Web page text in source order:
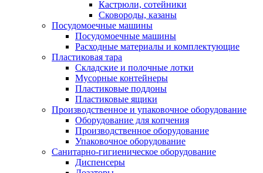
Кастрюли, сотейники
Сковороды, казаны
Посудомоечные машины
Посудомоечные машины
Расходные материалы и комплектующие
Пластиковая тара
Складские и полочные лотки
Мусорные контейнеры
Пластиковые поддоны
Пластиковые ящики
Производственное и упаковочное оборудование
Оборудование для копчения
Производственное оборудование
Упаковочное оборудование
Санитарно-гигиеническое оборудование
Диспенсеры